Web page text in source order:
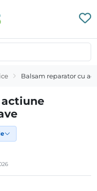
Balsam reparator cu